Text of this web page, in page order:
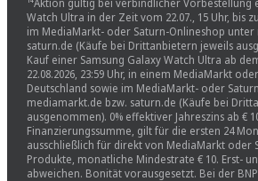
Watch Ultra in der Zeit vom 22.07., 15 Uhr, bis
im MediaMarkt- oder Saturn-Onlineshop
saturn.de (Käufe bei Drittanbietern jeweils
Kauf einer Samsung Galaxy Watch Ultra ab
22.08.2026, 23:59 Uhr, in einem MediaMarkt
Deutschland sowie im MediaMarkt- oder
mediamarkt.de bzw. saturn.de (Käufe bei
ausgenommen). 0% effektiver Jahreszins ab €
Finanzierungssumme, gilt für die ersten 24
ausschließlich für direkt von MediaMarkt oder
Produkte, monatliche Mindestrate € 10. Erst-
abweichen. Bonität vorausgesetzt. Bei der